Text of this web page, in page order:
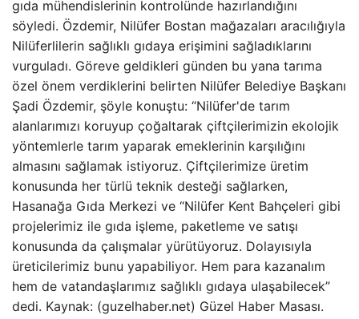
gıda mühendislerinin kontrolünde hazırlandığını
söyledi. Özdemir, Nilüfer Bostan mağazaları aracılığıyla
Nilüferlilerin sağlıklı gıdaya erişimini sağladıklarını
vurguladı. Göreve geldikleri günden bu yana tarıma
özel önem verdiklerini belirten Nilüfer Belediye Başkanı
Şadi Özdemir, şöyle konuştu: “Nilüfer'de tarım
alanlarımızı koruyup çoğaltarak çiftçilerimizin ekolojik
yöntemlerle tarım yaparak emeklerinin karşılığını
almasını sağlamak istiyoruz. Çiftçilerimize üretim
konusunda her türlü teknik desteği sağlarken,
Hasanağa Gıda Merkezi ve “Nilüfer Kent Bahçeleri gibi
projelerimiz ile gıda işleme, paketleme ve satışı
konusunda da çalışmalar yürütüyoruz. Dolayısıyla
üreticilerimiz bunu yapabiliyor. Hem para kazanalım
hem de vatandaşlarımız sağlıklı gıdaya ulaşabilecek”
dedi. Kaynak: (guzelhaber.net) Güzel Haber Masası.